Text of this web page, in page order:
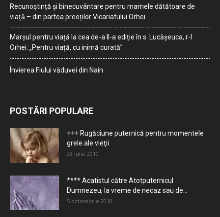
Recunoștință și binecuvântare pentru mamele dătătoare de
viață – din partea preoților Vicariatului Orhei
Marșul pentru viață la cea de-a II-a ediție în s. Lucășeuca, r-l
Orhei: „Pentru viață, cu inimă curată”
Învierea Fiului văduvei din Nain
POSTĂRI POPULARE
+++ Rugăciune puternică pentru momentele
grele ale vieţii
28 iulie 2010
**** Acatistul către Atotputernicul
Dumnezeu, la vreme de necaz sau de...
5 octombrie 2010